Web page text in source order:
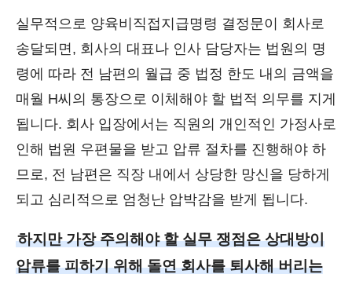
실무적으로 양육비직접지급명령 결정문이 회사로
송달되면, 회사의 대표나 인사 담당자는 법원의 명
령에 따라 전 남편의 월급 중 법정 한도 내의 금액을
매월 H씨의 통장으로 이체해야 할 법적 의무를 지게
됩니다. 회사 입장에서는 직원의 개인적인 가정사로
인해 법원 우편물을 받고 압류 절차를 진행해야 하
므로, 전 남편은 직장 내에서 상당한 망신을 당하게
되고 심리적으로 엄청난 압박감을 받게 됩니다.
하지만 가장 주의해야 할 실무 쟁점은 상대방이
압류를 피하기 위해 돌연 회사를 퇴사해 버리는